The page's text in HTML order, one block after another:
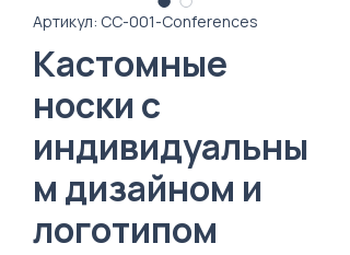
Артикул: CC-001-Conferences
Кастомные
носки с
индивидуальны
м дизайном и
логотипом